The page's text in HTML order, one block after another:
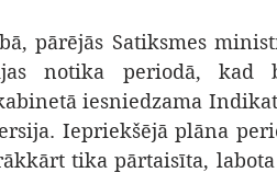
pārējās Satiksmes
notika periodā, kad
iesniedzama
Iepriekšējā plāna
tika pārtaisīta,